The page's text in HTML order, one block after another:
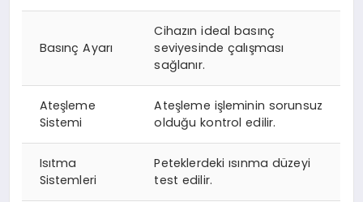
Basınç Ayarı
Cihazın ideal basınç
seviyesinde çalışması
sağlanır.
Ateşleme
Sistemi
Ateşleme işleminin sorunsuz
olduğu kontrol edilir.
Isıtma
Sistemleri
Peteklerdeki ısınma düzeyi
test edilir.